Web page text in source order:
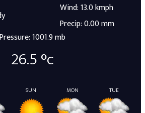
Wind: 13.0 kmph
Precip: 0.00 mm
Pressure: 1001.9 mb
26.5°c
SUN MON TUE